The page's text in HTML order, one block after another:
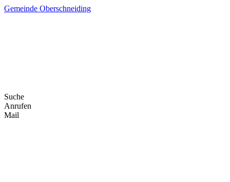
Skip
Gemeinde Oberschneiding
Suche
Anrufen
Mail